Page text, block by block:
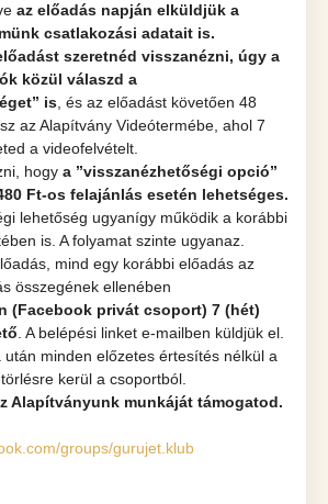
az előadás napján elküldjük a
csatlakozási adatait is.
szeretnéd visszanézni, úgy a
közül válaszd a
is , és az előadást követően 48
az Alapítvány Videótermébe, ahol 7
a videofelvételt.
hogy a ’’visszanézhetőségi opció”
Ft-os felajánlás esetén lehetséges.
lehetőség ugyanígy működik a korábbi
is. A folyamat szinte ugyanaz.
mind egy korábbi előadás az
összegének ellenében
(Facebook privát csoport) 7 (hét)
. A belépési linket e-mailben küldjük el.
után minden előzetes értesítés nélkül a
kerül a csoportból.
Alapítványunk munkáját támogatod.
groups/gurujet.klub